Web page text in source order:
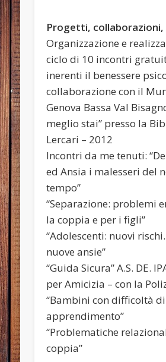
Progetti, collaborazioni,
Organizzazione e
ciclo di 10 incontri
inerenti il benessere
collaborazione con il
Genova Bassa Val
meglio stai” presso la
Lercari – 2012
Incontri da me tenuti:
ed Ansia i malesseri del
tempo”
“Separazione: problemi
la coppia e per i figli”
“Adolescenti: nuovi
nuove ansie”
“Guida Sicura” A.S. DE.
per Amicizia – con la
“Bambini con difficoltà di
apprendimento”
“Problematiche
coppia”